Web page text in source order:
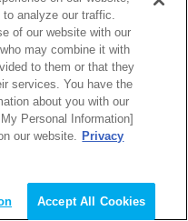
ワーク、セキュ
見る
奈川, 茨城, 静
analyze our traffic.
of our website with our
may combine it with
to them or that they
services. You have the
about you with our
Personal Information]
our website. Privacy
Accept All Cookies